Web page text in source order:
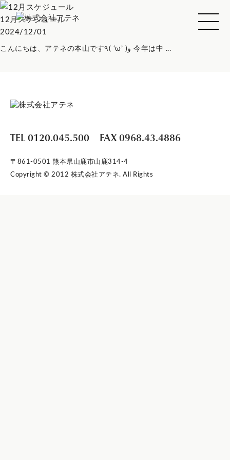
12月スケジュール
2024/12/01
こんにちは、アテネの本山です٩( ‘ω’ )و 今年は中 ...
TEL 0120.045.500 FAX 0968.43.4886
〒861-0501 熊本県山鹿市山鹿314-4
Copyright © 2012 株式会社アテネ. All Rights